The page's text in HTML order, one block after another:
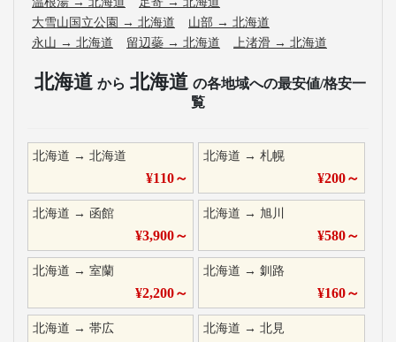
大雪山国立公園 → 北海道 山部 → 北海道
永山 → 北海道 留辺蘂 → 北海道 上渚滑 → 北海道
北海道 から 北海道 の各地域への最安値/格安一
覧
北海道 → 北海道
¥110～
北海道 →札幌
¥200～
北海道 → 函館
¥3,900～
北海道 →旭川
¥580～
北海道 → 室蘭
¥2,200～
北海道 →釧路
¥160～
北海道 → 帯広 北海道 →北見